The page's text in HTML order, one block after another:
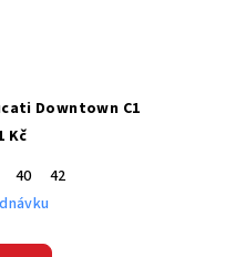
Downtown C1
Kč
40
42